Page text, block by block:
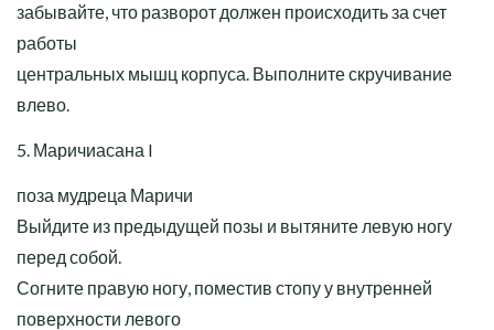
забывайте, что разворот должен происходить за счет
работы
центральных мышц корпуса. Выполните скручивание
влево.
5. Маричиасана I
поза мудреца Маричи
Выйдите из предыдущей позы и вытяните левую ногу
перед собой.
Согните правую ногу, поместив стопу у внутренней
поверхности левого